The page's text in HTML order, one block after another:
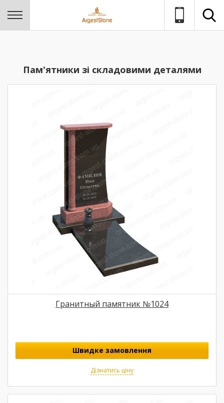
Пам'ятники зі складовими деталями
Гранитный памятник №1024
Швидке замовлення
Дізнатись ціну